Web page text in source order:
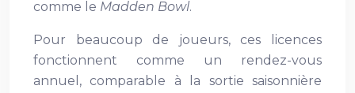
comme le Madden Bowl.
Pour beaucoup de joueurs, ces licences
fonctionnent comme un rendez-vous
annuel, comparable à la sortie saisonnière